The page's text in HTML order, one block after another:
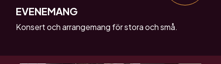
EVENEMANG
Konsert och arrangemang för stora och små.